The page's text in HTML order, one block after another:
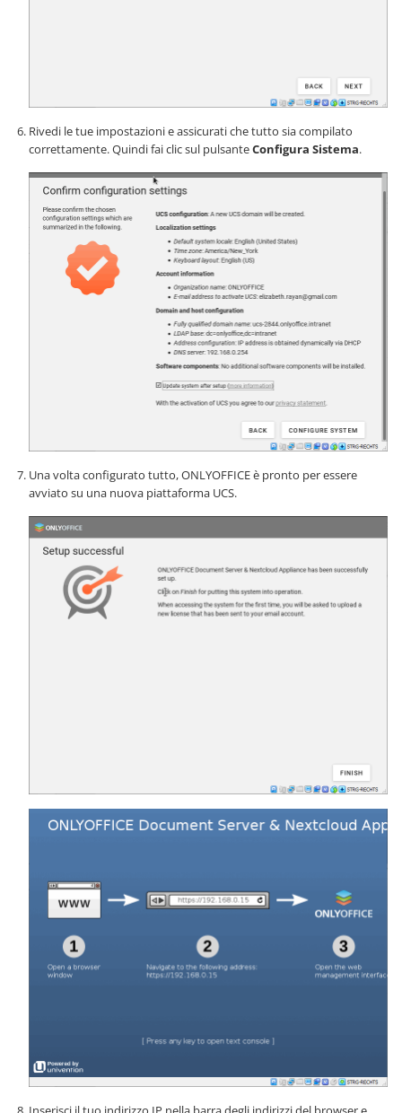
Rivedi le tue impostazioni e assicurati che tutto sia compilato
correttamente. Quindi fai clic sul pulsanteConfigura Sistema.
Una volta configurato tutto, ONLYOFFICE è pronto per essere
avviato su una nuova piattaforma UCS.